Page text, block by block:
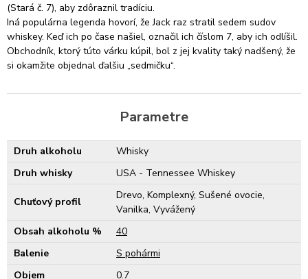
(Stará č. 7), aby zdôraznil tradíciu.
Iná populárna legenda hovorí, že Jack raz stratil sedem sudov
whiskey. Keď ich po čase našiel, označil ich číslom 7, aby ich odlíšil.
Obchodník, ktorý túto várku kúpil, bol z jej kvality taký nadšený, že
si okamžite objednal ďalšiu „sedmičku“.
Parametre
Druh alkoholu
Whisky
Druh whisky
USA - Tennessee Whiskey
Chuťový profil
Drevo, Komplexný, Sušené ovocie,
Vanilka, Vyvážený
Obsah alkoholu %
40
Balenie
S pohármi
Objem
0.7